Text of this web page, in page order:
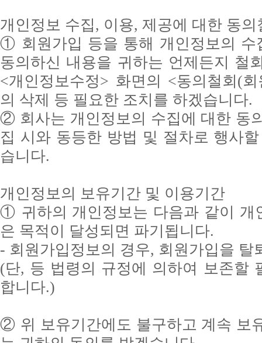
개인정보 수집, 이용, 제공에 대한 동의
① 회원가입 등을 통해 개인정보의 수
동의하신 내용을 귀하는 언제든지 철
<개인정보수정> 화면의 <동의철회(
의 삭제 등 필요한 조치를 하겠습니다.
② 회사는 개인정보의 수집에 대한 동
집 시와 동등한 방법 및 절차로 행사
습니다.
개인정보의 보유기간 및 이용기간
① 귀하의 개인정보는 다음과 같이 개
은 목적이 달성되면 파기됩니다.
- 회원가입정보의 경우, 회원가입을 탈
(단, 등 법령의 규정에 의하여 보존할
합니다.)
② 위 보유기간에도 불구하고 계속 보